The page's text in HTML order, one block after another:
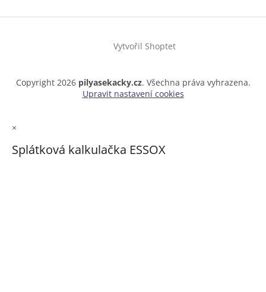
Vytvořil Shoptet
Copyright 2026 pilyasekacky.cz. Všechna práva vyhrazena.
Upravit nastavení cookies
×
Splátková kalkulačka ESSOX